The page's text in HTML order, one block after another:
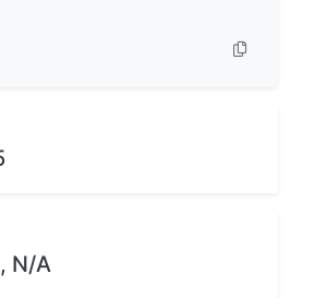
N/A